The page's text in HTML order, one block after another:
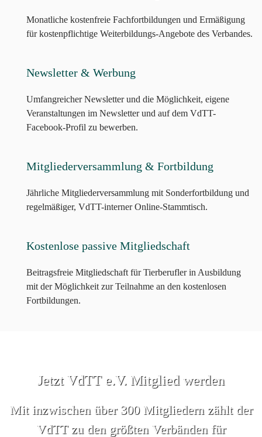
Monatliche kostenfreie Fachfortbildungen und Ermäßigung
für kostenpflichtige Weiterbildungs-Angebote des Verbandes.
Newsletter & Werbung
Umfangreicher Newsletter und die Möglichkeit, eigene
Veranstaltungen im Newsletter und auf dem VdTT-
Facebook-Profil zu bewerben.
Mitgliederversammlung & Fortbildung
Jährliche Mitgliederversammlung mit Sonderfortbildung und
regelmäßiger, VdTT-interner Online-Stammtisch.
Kostenlose passive Mitgliedschaft
Beitragsfreie Mitgliedschaft für Tierberufler in Ausbildung
mit der Möglichkeit zur Teilnahme an den kostenlosen
Fortbildungen.
Jetzt VdTT e.V. Mitglied werden
Mit inzwischen über 300 Mitgliedern zählt der
VdTT zu den größten Verbänden für